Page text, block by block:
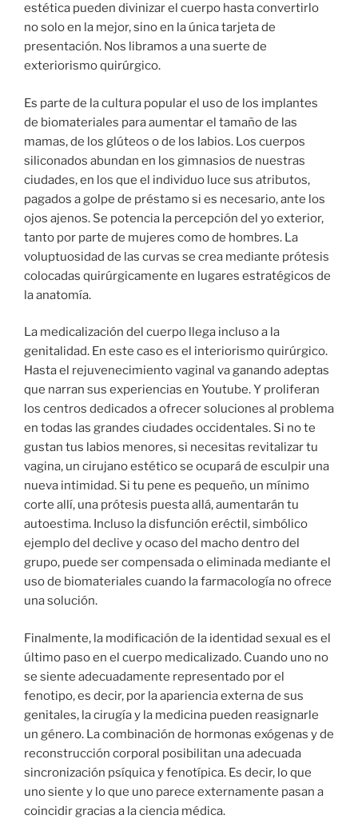
estética pueden divinizar el cuerpo hasta convertirlo
no solo en la mejor, sino en la única tarjeta de
presentación. Nos libramos a una suerte de
exteriorismo quirúrgico.
Es parte de la cultura popular el uso de los implantes
de biomateriales para aumentar el tamaño de las
mamas, de los glúteos o de los labios. Los cuerpos
siliconados abundan en los gimnasios de nuestras
ciudades, en los que el individuo luce sus atributos,
pagados a golpe de préstamo si es necesario, ante los
ojos ajenos. Se potencia la percepción del yo exterior,
tanto por parte de mujeres como de hombres. La
voluptuosidad de las curvas se crea mediante prótesis
colocadas quirúrgicamente en lugares estratégicos de
la anatomía.
La medicalización del cuerpo llega incluso a la
genitalidad. En este caso es el interiorismo quirúrgico.
Hasta el rejuvenecimiento vaginal va ganando adeptas
que narran sus experiencias en Youtube. Y proliferan
los centros dedicados a ofrecer soluciones al problema
en todas las grandes ciudades occidentales. Si no te
gustan tus labios menores, si necesitas revitalizar tu
vagina, un cirujano estético se ocupará de esculpir una
nueva intimidad. Si tu pene es pequeño, un mínimo
corte allí, una prótesis puesta allá, aumentarán tu
autoestima. Incluso la disfunción eréctil, simbólico
ejemplo del declive y ocaso del macho dentro del
grupo, puede ser compensada o eliminada mediante el
uso de biomateriales cuando la farmacología no ofrece
una solución.
Finalmente, la modificación de la identidad sexual es el
último paso en el cuerpo medicalizado. Cuando uno no
se siente adecuadamente representado por el
fenotipo, es decir, por la apariencia externa de sus
genitales, la cirugía y la medicina pueden reasignarle
un género. La combinación de hormonas exógenas y de
reconstrucción corporal posibilitan una adecuada
sincronización psíquica y fenotípica. Es decir, lo que
uno siente y lo que uno parece externamente pasan a
coincidir gracias a la ciencia médica.